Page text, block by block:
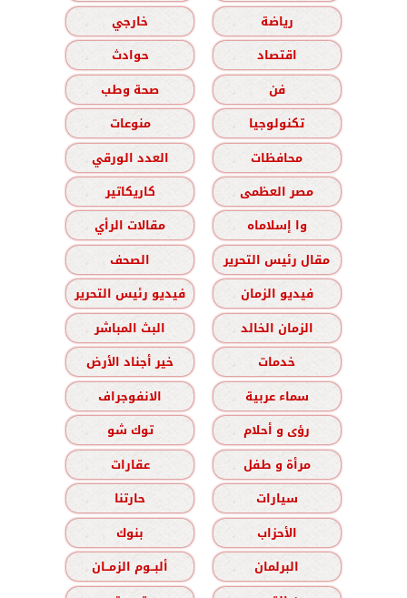
رياضة
خارجي
اقتصاد
حوادث
فن
صحة وطب
تكنولوجيا
منوعات
محافظات
العدد الورقي
مصر العظمى
كاريكاتير
وا إسلاماه
مقالات الرأي
مقال رئيس التحرير
الصحف
فيديو الزمان
فيديو رئيس التحرير
الزمان الخالد
البث المباشر
خدمات
خير أجناد الأرض
سماء عربية
الانفوجراف
رؤى و أحلام
توك شو
مرأة و طفل
عقارات
سيارات
حارتنا
الأحزاب
بنوك
البرلمان
ألبــوم الزمــان